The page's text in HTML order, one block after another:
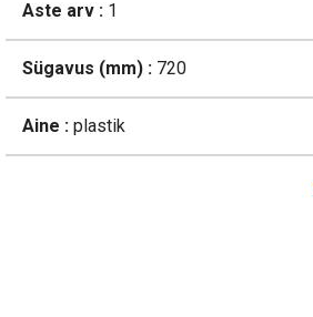
Aste arv : 1
Sügavus (mm) : 720
Aine : plastik